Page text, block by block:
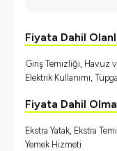
Fiyata Dahil
Giriş Temizliği, Havuz
Elektrik Kullanımı,
Fiyata Dahil
Ekstra Yatak, Ekstra
Yemek Hizmeti